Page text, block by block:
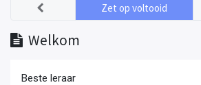
Welkom
Zet op voltooid
Beste leraar